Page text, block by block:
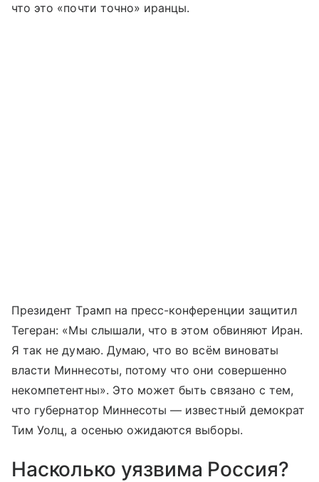
что это «почти точно» иранцы.
Президент Трамп на пресс-конференции защитил
Тегеран: «Мы слышали, что в этом обвиняют Иран.
Я так не думаю. Думаю, что во всём виноваты
власти Миннесоты, потому что они совершенно
некомпетентны». Это может быть связано с тем,
что губернатор Миннесоты — известный демократ
Тим Уолц, а осенью ожидаются выборы.
Насколько уязвима Россия?